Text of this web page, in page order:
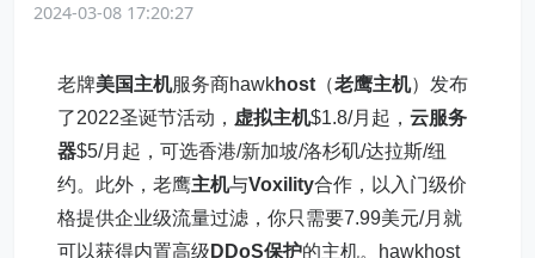
2024-03-08 17:20:27
老牌美国主机服务商hawkhost （老鹰主机）发布
了2022圣诞节活动， 虚拟主机$1.8/月起， 云服务
器$5/月起，可选香港/新加坡/洛杉矶/达拉斯/纽
约。此外，老鹰主机与Voxility合作，以入门级价
格提供企业级流量过滤，你只需要7.99美元/月就
可以获得内置高级 DDoS保护的主机。hawkhost